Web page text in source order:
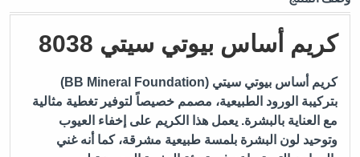
كريم أساس بيوتي سيتي 8038
كريم أساس بيوتي سيتي (BB Mineral Foundation)
بتركيبة الورود الطبيعية، مصمم خصيصاً لتوفير تغطية مثالية
مع العناية بالبشرة. يعمل هذا الكريم على إخفاء العيوب
وتوحيد لون البشرة بلمسة طبيعية مشرقة، كما أنه غني